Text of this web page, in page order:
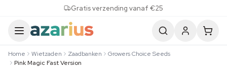
Gratis verzending vanaf €25
Home Wietzaden Zaadbanken
Growers Choice Seeds
Pink Magic Fast Version